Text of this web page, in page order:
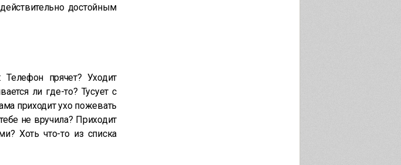
достойным
прячет? Уходит
ли где-то? Тусует с
приходит ухо пожевать
не вручила? Приходит
Хоть что-то из списка